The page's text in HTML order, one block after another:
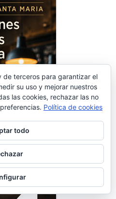
de terceros para garantizar el
su uso y mejorar nuestros
las cookies, rechazar las no
Política de cookies
todo